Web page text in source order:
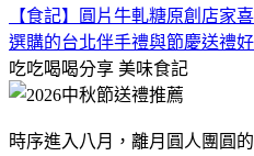
【食記】圓片牛軋糖原創店家
選購的台北伴手禮與節慶送禮
吃吃喝喝分享 美味食記
時序進入八月，離月圓人團圓